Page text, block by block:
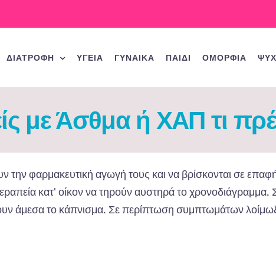
ΔΙΑΤΡΟΦΗ ΥΓΕΙΑ ΓΥΝΑΙΚΑ ΠΑΙΔΙ ΟΜΟΡΦΙΑ
με Άσθμα ή ΧΑΠ τι
τηνφαρμακευτική αγωγή τους και να βρίσκονταισεεπα
απεία κατ' οίκοννατηρούναυστηράτοχρονοδιάγραμμα.
άμεσατο κάπνισμα. Σεπερίπτωση συμπτωμάτων